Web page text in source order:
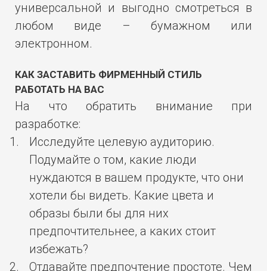
универсальной и выгодно смотреться в
любом виде – бумажном или
электронном.
КАК ЗАСТАВИТЬ ФИРМЕННЫЙ СТИЛЬ
РАБОТАТЬ НА ВАС
На что обратить внимание при
разработке:
Исследуйте целевую аудиторию.
Подумайте о том, какие люди
нуждаются в вашем продукте, что они
хотели бы видеть. Какие цвета и
образы были бы для них
предпочтительнее, а каких стоит
избежать?
Отдавайте предпочтение простоте. Чем